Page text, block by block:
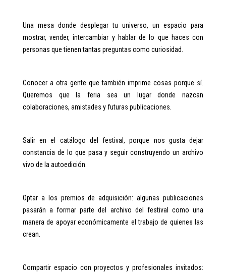
Una mesa donde desplegar tu universo, un espacio para
mostrar, vender, intercambiar y hablar de lo que haces con
personas que tienen tantas preguntas como curiosidad.
Conocer a otra gente que también imprime cosas porque sí.
Queremos que la feria sea un lugar donde nazcan
colaboraciones, amistades y futuras publicaciones.
Salir en el catálogo del festival, porque nos gusta dejar
constancia de lo que pasa y seguir construyendo un archivo
vivo de la autoedición.
Optar a los premios de adquisición: algunas publicaciones
pasarán a formar parte del archivo del festival como una
manera de apoyar económicamente el trabajo de quienes las
crean.
Compartir espacio con proyectos y profesionales invitados: